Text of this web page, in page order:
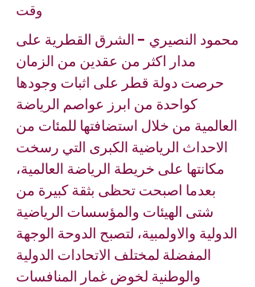
وقت
محمود النصيري - الشرق القطرية على
مدار اكثر من عقدين من الزمان
حرصت دولة قطر على اثبات وجودها
كواحدة من ابرز عواصم الرياضة
العالمية من خلال استضافتها للمئات من
الاحداث الرياضية الكبرى التي رسخت
مكانتها على خريطة الرياضة العالمية،
بعدما اصبحت تحظى بثقة كبيرة من
شتى الهيئات والمؤسسات الرياضية
الدولية والاولمبية، لتصبح الدوحة الوجهة
المفضلة لمختلف الاتحادات الدولية
والوطنية لخوض غمار المنافسات